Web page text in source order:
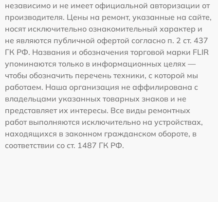
независимо и не имеет официальной авторизации от
производителя. Цены на ремонт, указанные на сайте,
носят исключительно ознакомительный характер и
не являются публичной офертой согласно п. 2 ст. 437
ГК РФ. Названия и обозначения торговой марки FLIR
упоминаются только в информационных целях —
чтобы обозначить перечень техники, с которой мы
работаем. Наша организация не аффилирована с
владельцами указанных товарных знаков и не
представляет их интересы. Все виды ремонтных
работ выполняются исключительно на устройствах,
находящихся в законном гражданском обороте, в
соответствии со ст. 1487 ГК РФ.